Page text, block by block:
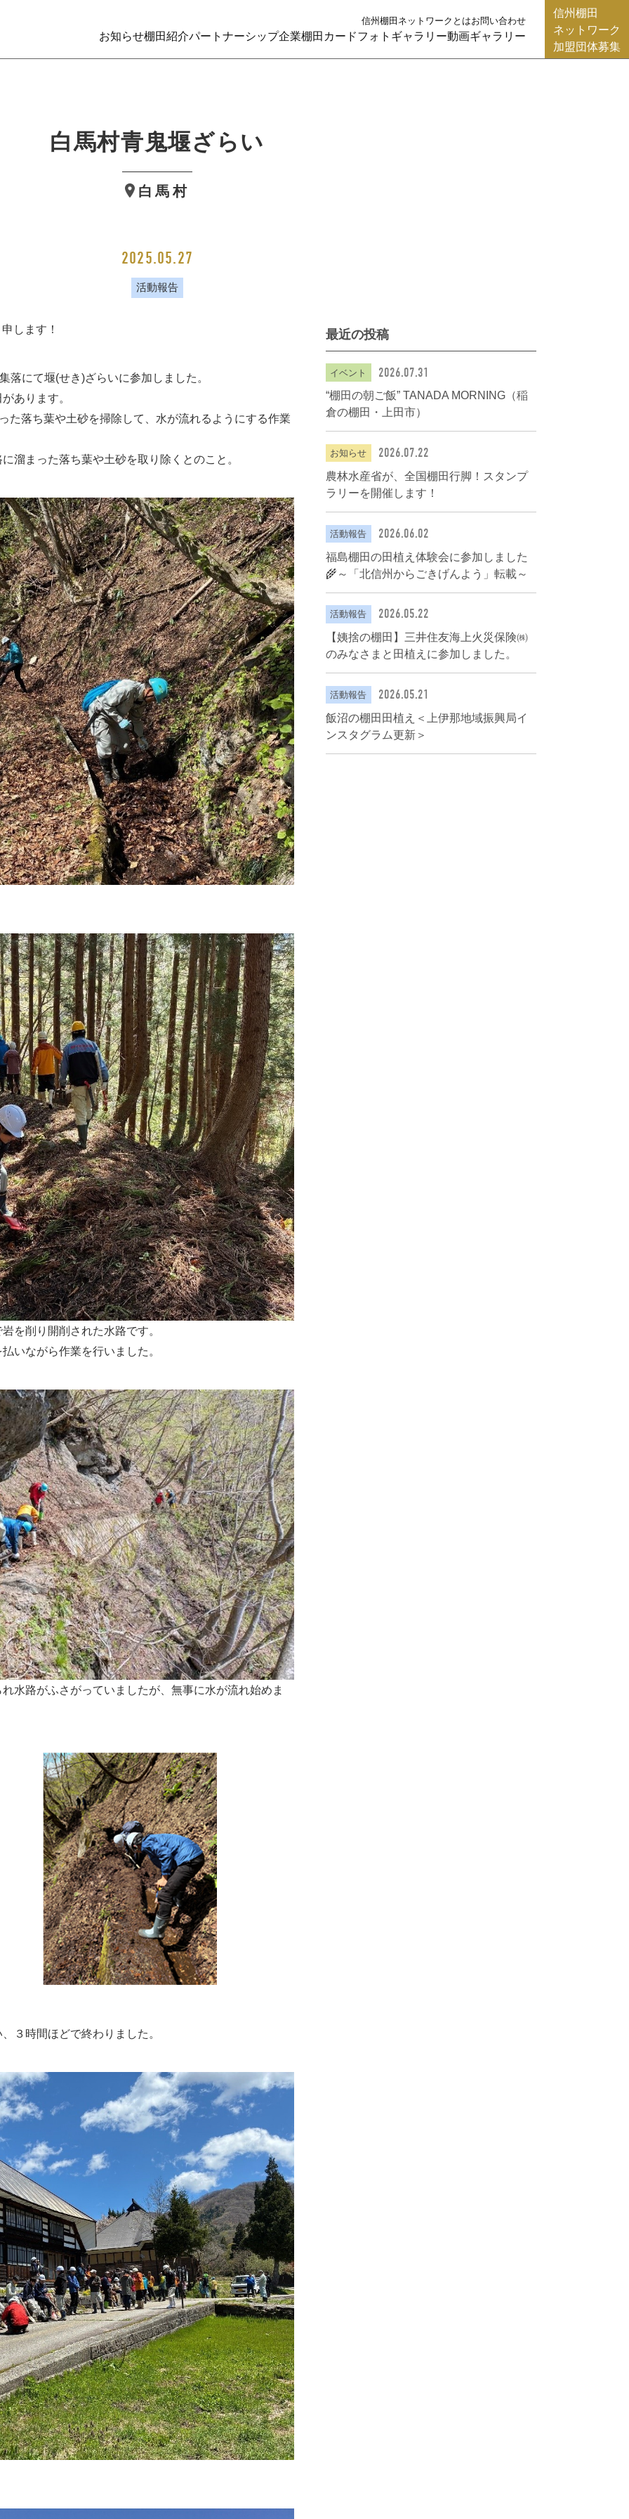
信州棚田ネットワークとはお問い合わせ
お知らせ棚田紹介パートナーシップ企業棚田カードフォトギャラリー動画ギャラリー
信州棚田
ネットワーク
加盟団体募集
白馬村青鬼堰ざらい
白馬村
2025.05.27
活動報告
します！
落にて堰(せき)ざらいに参加しました。
あります。
た落ち葉や土砂を掃除して、水が流れるようにする作業
溜まった落ち葉や土砂を取り除くとのこと。
を削り開削された水路です。
いながら作業を行いました。
水路がふさがっていましたが、無事に水が流れ始めま
３時間ほどで終わりました。
最近の投稿
イベント 2026.07.31
“棚田の朝ご飯” TANADA MORNING（稲
倉の棚田・上田市）
お知らせ 2026.07.22
農林水産省が、全国棚田行脚！スタンプ
ラリーを開催します！
活動報告 2026.06.02
福島棚田の田植え体験会に参加しました
🌾～「北信州からごきげんよう」転載～
活動報告 2026.05.22
【姨捨の棚田】三井住友海上火災保険㈱
のみなさまと田植えに参加しました。
活動報告 2026.05.21
飯沼の棚田田植え＜上伊那地域振興局イ
ンスタグラム更新＞